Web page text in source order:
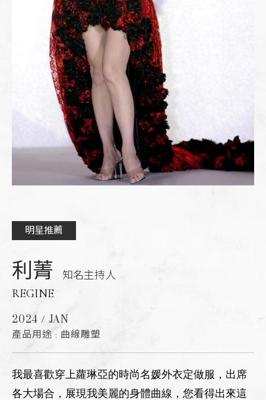
明星推薦
利菁 知名主持人
REGINE
2024 / JAN
產品用途 : 曲線雕塑
我最喜歡穿上蘿琳亞的時尚名媛外衣定做服，出席
各大場合，展現我美麗的身體曲線，您看得出來這